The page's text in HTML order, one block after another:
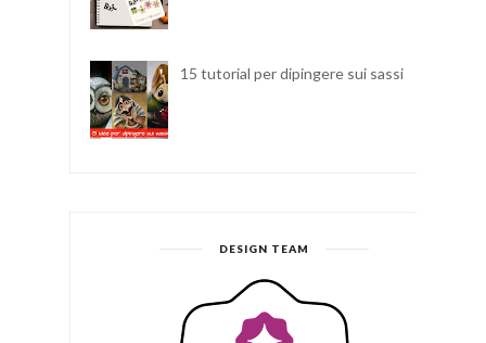
15 tutorial per dipingere sui sassi
DESIGN TEAM